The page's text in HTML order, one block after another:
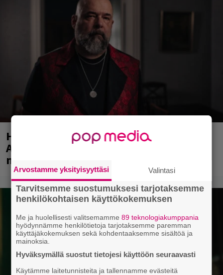
Huomenna se ilmestyy – CMX:stä tutun
A.W. Yrjänän uutuusalbumi om
mammuttimainen kokonaisuus
Arvostamme yksityisyyttäsi Valintasi
Tarvitsemme suostumuksesi tarjotaksemme
henkilökohtaisen käyttökokemuksen
Me ja huolellisesti valitsemamme89 teknologiakumppania
hyödynnämme henkilötietoja tarjotaksemme paremman
käyttäjäkokemuksen sekä kohdentaaksemme sisältöä ja
mainoksia.
Hyväksymällä suostut tietojesi käyttöön seuraavasti
Käytämme laitetunnisteita ja tallennamme evästeitä